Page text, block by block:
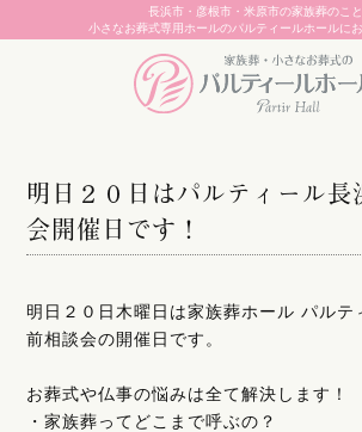
長浜市・彦根市・米原市の家族葬のこ
小さなお葬式専用ホールのパルティールホールにお
明日２０日はパルティール
会開催日です！
明日２０日木曜日は家族葬ホール パルテ
前相談会の開催日です。
お葬式や仏事の悩みは全て解決します！
・家族葬ってどこまで呼ぶの？